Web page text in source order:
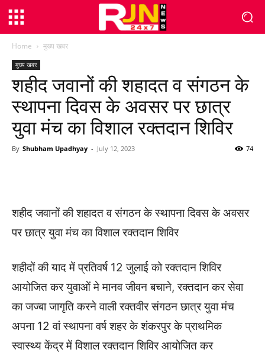
Home मुख्य खबर
मुख्य खबर
शहीद जवानों की शहादत व संगठन के
स्थापना दिवस के अवसर पर छात्र
युवा मंच का विशाल रक्तदान शिविर
By Shubham Upadhyay - July 12, 2023 74
शहीद जवानों की शहादत व संगठन के स्थापना दिवस के अवसर
पर छात्र युवा मंच का विशाल रक्तदान शिविर
शहीदों की याद में प्रतिवर्ष 12 जुलाई को रक्तदान शिविर
आयोजित कर युवाओं मे मानव जीवन बचाने, रक्तदान कर सेवा
का जज्बा जागृति करने वाली रक्तवीर संगठन छात्र युवा मंच
अपना 12 वां स्थापना वर्ष शहर के शंकरपुर के प्राथमिक
स्वास्थ्य केंद्र में विशाल रक्तदान शिविर आयोजित कर